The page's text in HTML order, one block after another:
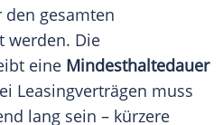
den gesamten
werden. Die
eine Mindesthaltedauer
Leasingverträgen muss
lang sein – kürzere